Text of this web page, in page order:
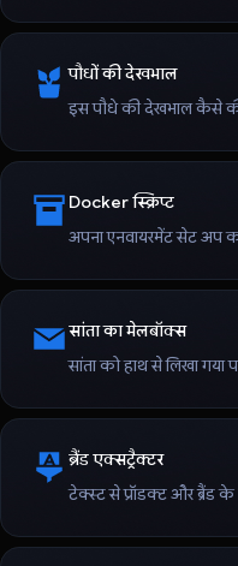
पौधों की देखभाल
इस पौधे की देखभाल कैसे
Docker स्क्रिप्ट
अपना एनवायरमेंट सेट अप
सांता का मेलबॉक्स
सांता को हाथ से लिखा गया
ब्रैंड एक्सट्रैक्टर
टेक्स्ट से प्रॉडक्ट और ब्रैंड के